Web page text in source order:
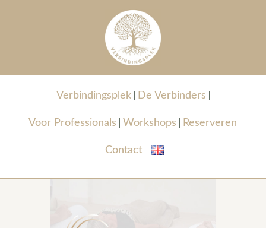
Verbindingsplek De Verbinders
Voor Professionals Workshops Reserveren
Contact